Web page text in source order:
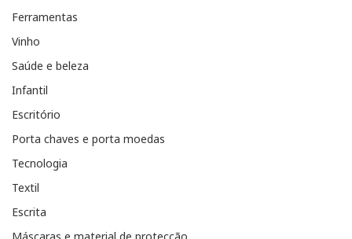
Ferramentas
Vinho
Saúde e beleza
Infantil
Escritório
Porta chaves e porta moedas
Tecnologia
Textil
Escrita
Máscaras e material de protecção